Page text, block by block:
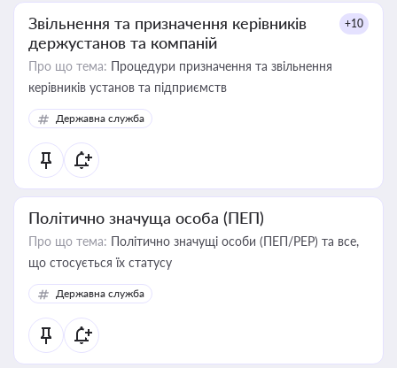
Звільнення та призначення керівників
держустанов та компаній
+10
Про що тема: Процедури призначення та звільнення
керівників установ та підприємств
Державна служба
Політично значуща особа (ПЕП)
Про що тема: Політично значущі особи (ПЕП/PEP) та все,
що стосується їх статусу
Державна служба